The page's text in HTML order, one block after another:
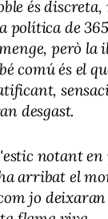
és
política de
però la
comú és el
desgast.
notant
arribat el
jo